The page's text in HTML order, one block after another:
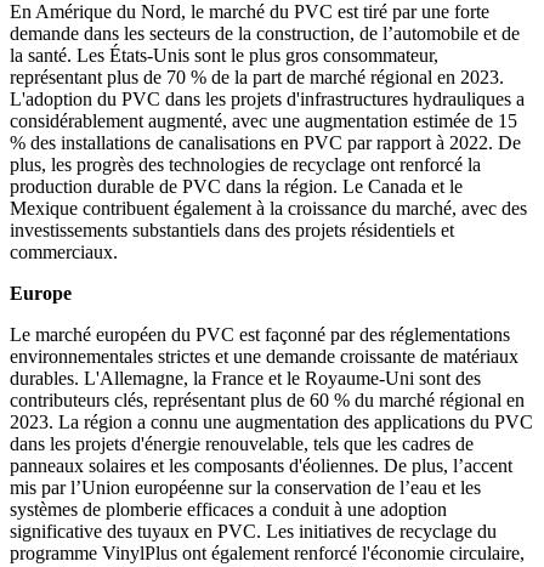
En Amérique du Nord, le marché du PVC est tiré par une forte
demande dans les secteurs de la construction, de l’automobile et de
la santé. Les États-Unis sont le plus gros consommateur,
représentant plus de 70 % de la part de marché régional en 2023.
L'adoption du PVC dans les projets d'infrastructures hydrauliques a
considérablement augmenté, avec une augmentation estimée de 15
% des installations de canalisations en PVC par rapport à 2022. De
plus, les progrès des technologies de recyclage ont renforcé la
production durable de PVC dans la région. Le Canada et le
Mexique contribuent également à la croissance du marché, avec des
investissements substantiels dans des projets résidentiels et
commerciaux.
Europe
Le marché européen du PVC est façonné par des réglementations
environnementales strictes et une demande croissante de matériaux
durables. L'Allemagne, la France et le Royaume-Uni sont des
contributeurs clés, représentant plus de 60 % du marché régional en
2023. La région a connu une augmentation des applications du PVC
dans les projets d'énergie renouvelable, tels que les cadres de
panneaux solaires et les composants d'éoliennes. De plus, l’accent
mis par l’Union européenne sur la conservation de l’eau et les
systèmes de plomberie efficaces a conduit à une adoption
significative des tuyaux en PVC. Les initiatives de recyclage du
programme VinylPlus ont également renforcé l'économie circulaire,